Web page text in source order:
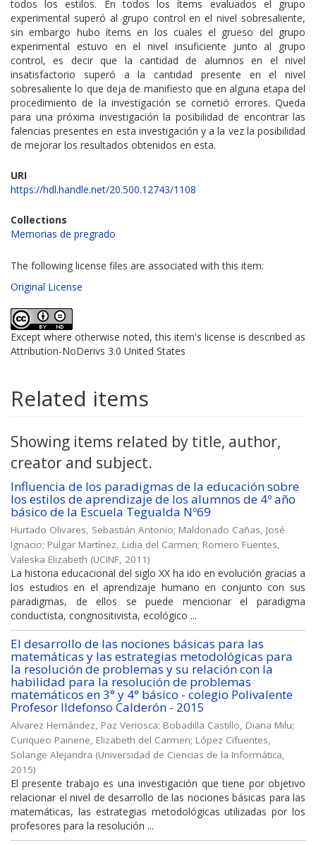
todos los estilos. En todos los ítems evaluados el grupo
experimental superó al grupo control en el nivel sobresaliente,
sin embargo hubo ítems en los cuales el grueso del grupo
experimental estuvo en el nivel insuficiente junto al grupo
control, es decir que la cantidad de alumnos en el nivel
insatisfactorio superó a la cantidad presente en el nivel
sobresaliente lo que deja de manifiesto que en alguna etapa del
procedimiento de la investigación se cometió errores. Queda
para una próxima investigación la posibilidad de encontrar las
falencias presentes en esta investigación y a la vez la posibilidad
de mejorar los resultados obtenidos en esta.
URI
https://hdl.handle.net/20.500.12743/1108
Collections
Memorias de pregrado
The following license files are associated with this item:
Original License
Except where otherwise noted, this item's license is described as
Attribution-NoDerivs 3.0 United States
Related items
Showing items related by title, author,
creator and subject.
Influencia de los paradigmas de la educación sobre
los estilos de aprendizaje de los alumnos de 4º año
básico de la Escuela Tegualda Nº69
Hurtado Olivares, Sebastián Antonio; Maldonado Cañas, José
Ignacio; Pulgar Martínez, Lidia del Carmen; Romero Fuentes,
Valeska Elizabeth (UCINF, 2011)
La historia educacional del siglo XX ha ido en evolución gracias a
los estudios en el aprendizaje humano en conjunto con sus
paradigmas, de ellos se puede mencionar el paradigma
conductista, congnositivista, ecológico ...
El desarrollo de las nociones básicas para las
matemáticas y las estrategias metodológicas para
la resolución de problemas y su relación con la
habilidad para la resolución de problemas
matemáticos en 3° y 4° básico - colegio Polivalente
Profesor Ildefonso Calderón - 2015
Alvarez Hernández, Paz Veriosca; Bobadilla Castillo, Diana Milu;
Curiqueo Painene, Elizabeth del Carmen; López Cifuentes,
Solange Alejandra (Universidad de Ciencias de la Informática,
2015)
El presente trabajo es una investigación que tiene por objetivo
relacionar el nivel de desarrollo de las nociones básicas para las
matemáticas, las estrategias metodológicas utilizadas por los
profesores para la resolución ...